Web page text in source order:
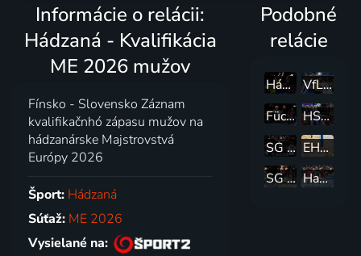
Informácie o relácii:
Hádzaná - Kvalifikácia
ME 2026 mužov
Fínsko - Slovensko Záznam
kvalifikačnhó zápasu mužov na
hádzanárske Majstrovstvá
Európy 2026
Šport: Hádzaná
Súťaž: ME 2026
Vysielané na:
Podobné
relácie
Hádzaná Liga Asobal
VfL Gummersbach - Rhein-Neckar Löwen
Füchse Berlin - SG Flensburg-Handewitt
HSV Hamburk - VfL Gummersbach
SG Flensburg-Handewitt - MT Melsungen
EHF Beach Handball EURO 2025
SG Flensburg-Handewitt - Füchse Berlin
Handball Sport Verein Hamburk - SG Flensburg-Handewitt